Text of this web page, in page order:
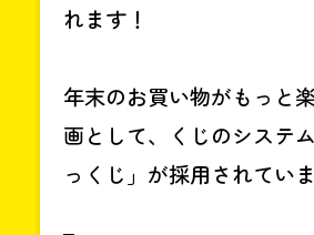
れます！
年末のお買い物がもっと
画として、くじのシステ
っくじ」が採用されていま